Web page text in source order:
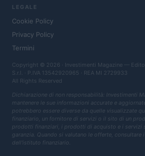
LEGALE
Cookie Policy
Privacy Policy
Termini
Copyright © 2026 · Investimenti Magazine —
S.r.l. · P.IVA 13542920965 · REA MI 2729933
All Rights Reserved
Dichiarazione di non responsabilità: Investimenti
mantenere le sue informazioni accurate e
potrebbero essere diverse da quelle visualizzate
finanziario, un fornitore di servizi o il sito di un
prodotti finanziari, i prodotti di acquisto e i servizi
garanzia. Quando si valutano le offerte, consultare
dell'istituto finanziario.